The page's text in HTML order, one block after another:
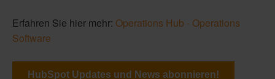
Erfahren Sie hier mehr: Operations Hub - Operations
Software
HubSpot Updates und News abonnieren!